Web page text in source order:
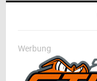
Werbung